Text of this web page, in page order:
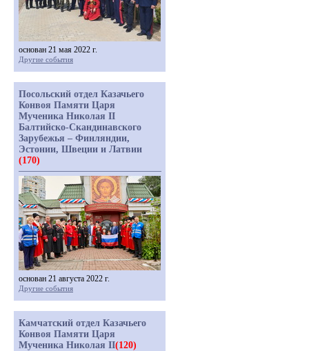
основан 21 мая 2022 г.
Другие события
Посольский отдел Казачьего
Конвоя Памяти Царя
Мученика Николая II
Балтийско-Скандинавского
Зарубежья – Финляндии,
Эстонии, Швеции и Латвии
(170)
основан 21 августа 2022 г.
Другие события
Камчатский отдел Казачьего
Конвоя Памяти Царя
Мученика Николая II(120)